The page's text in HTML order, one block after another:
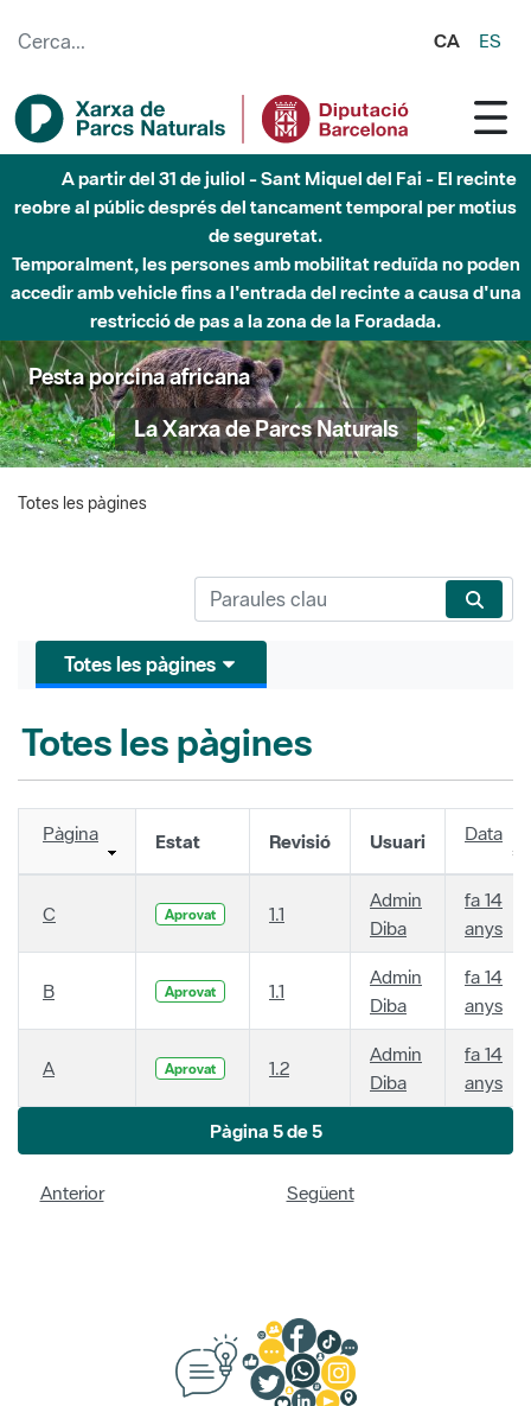
CA ES
A partir del 31 de juliol - Sant Miquel del Fai - El recinte
reobre al públic després del tancament temporal per motius
de seguretat.
Temporalment, les persones amb mobilitat reduïda no poden
accedir amb vehicle fins a l'entrada del recinte a causa d'una
restricció de pas a la zona de la Foradada.
Pesta porcina africana
La Xarxa de Parcs Naturals
Totes les pàgines
Totes les pàgines
Totes les pàgines
Pàgina Estat Revisió Usuari Data
C Aprovat 1.1
Admin
Diba
fa 14
anys
B Aprovat 1.1
Admin
Diba
fa 14
anys
A Aprovat 1.2
Admin
Diba
fa 14
anys
Pàgina 5 de 5
Anterior Següent